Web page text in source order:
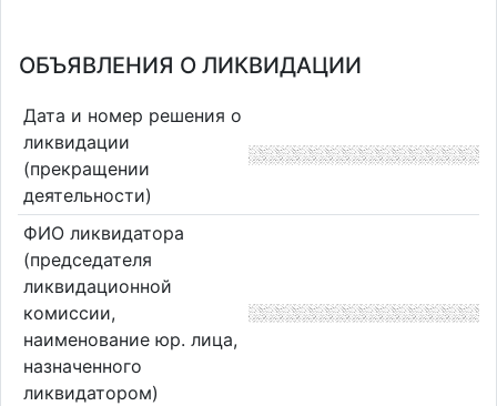
ОБЪЯВЛЕНИЯ О ЛИКВИДАЦИИ
Дата и номер решения о
ликвидации
(прекращении
деятельности)
ФИО ликвидатора
(председателя
ликвидационной
комиссии,
наименование юр. лица,
назначенного
ликвидатором)